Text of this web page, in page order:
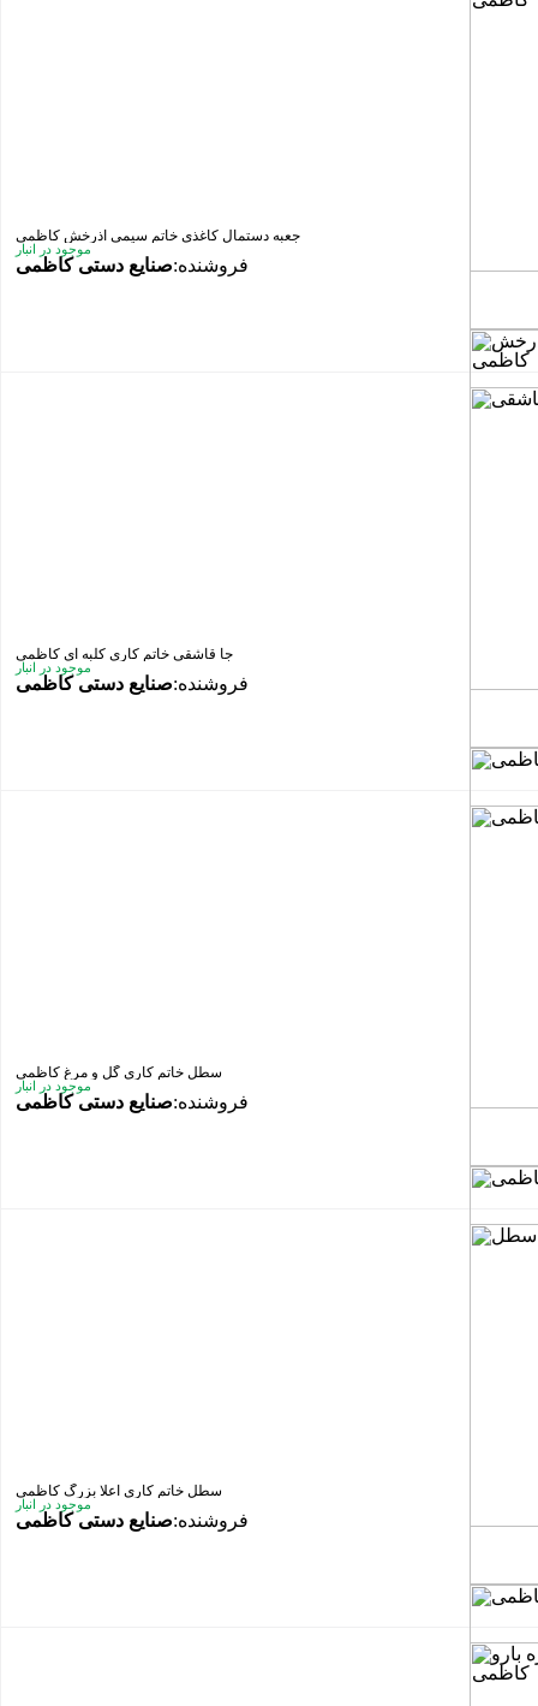
جعبه دستمال کاغذی خاتم سیمی آذرخش کاظمی
موجود در انبار
فروشنده:صنایع دستی کاظمی
جا قاشقی خاتم کاری کلبه ای کاظمی
موجود در انبار
فروشنده:صنایع دستی کاظمی
سطل خاتم کاری گل و مرغ کاظمی
موجود در انبار
فروشنده:صنایع دستی کاظمی
سطل خاتم کاری اعلا بزرگ کاظمی
موجود در انبار
فروشنده:صنایع دستی کاظمی